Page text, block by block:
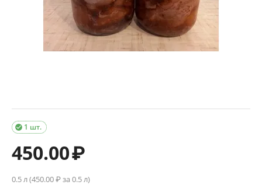
1 шт.

450.00₽
0.5 л (450.00₽ за 0.5 л)